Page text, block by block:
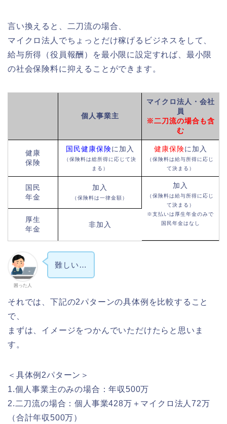
言い換えると、二刀流の場合、
マイクロ法人でちょっとだけ稼げるビジネスをして、
給与所得（役員報酬）を最小限に設定すれば、最小限
の社会保険料に抑えることができます。
個人事業主
マイクロ法人 ・会社
員
※二刀流の場合も含
む
健康
保険
国民健康保険に加入
（保険料は総所得に応じて決
まる）
健康保険に加入
（保険料は給与所得に応じ
て決まる）
国民
年金
加入
（保険料は一律金額）
加入
（保険料は給与所得に応じ
て決まる）
※支払いは厚生年金のみで
国民年金はなし
厚生
年金
非加入
困った人
難しい…
それでは、下記の2パターンの具体例を比較すること
で、
まずは、イメージをつかんでいただけたらと思いま
す。
＜具体例2パターン＞
1.個人事業主のみの場合：年収500万
2.二刀流の場合：個人事業428万＋マイクロ法人72万
（合計年収500万）